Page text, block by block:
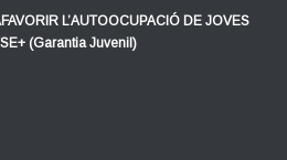
L’AUTOOCUPACIÓ DE JOVES
(Garantia Juvenil)